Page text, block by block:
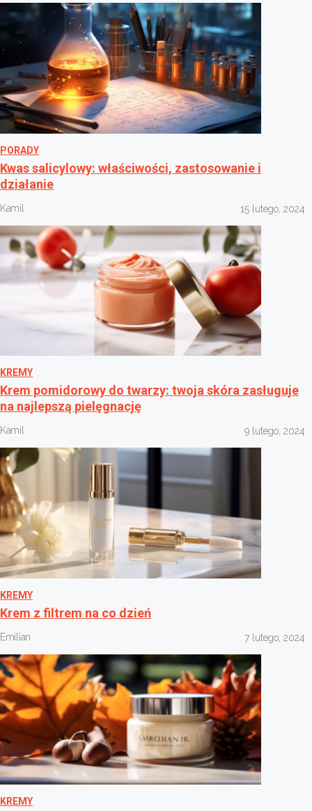
PORADY
Kwas salicylowy: właściwości, zastosowanie i
działanie
Kamil 15 lutego, 2024
KREMY
Krem pomidorowy do twarzy: twoja skóra zasługuje
na najlepszą pielęgnację
Kamil 9 lutego, 2024
KREMY
Krem z filtrem na co dzień
Emilian 7 lutego, 2024
KREMY